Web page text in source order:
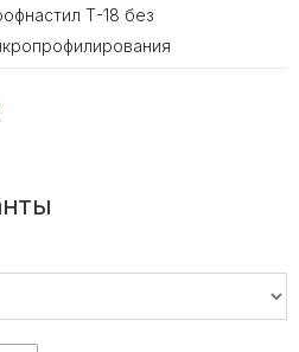
Т-18 без